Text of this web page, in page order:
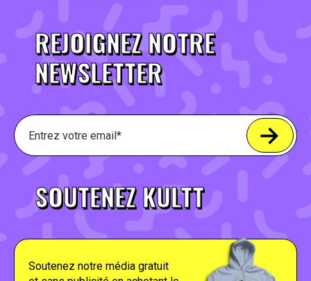
REJOIGNEZ NOTRE
NEWSLETTER
SOUTENEZ KULTT
Soutenez notre média gratuit